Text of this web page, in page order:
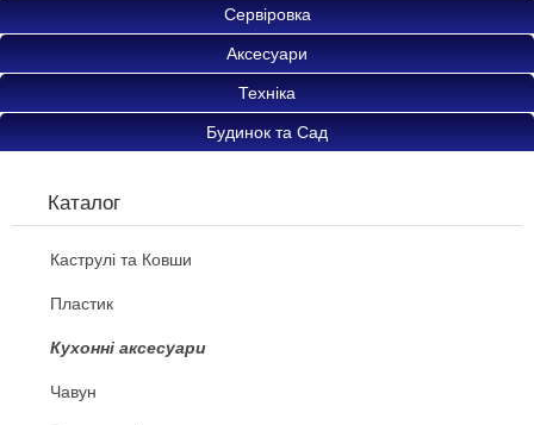
Сервіровка
Аксесуари
Техніка
Будинок та Сад
Каталог
Каструлі та Ковши
Пластик
Кухонні аксесуари
Чавун